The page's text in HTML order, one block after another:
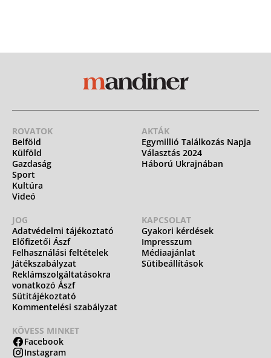
ROVATOK
Belföld
Külföld
Gazdaság
Sport
Kultúra
Videó
AKTÁK
Egymillió Találkozás Napja
Választás 2024
Háború Ukrajnában
JOG
Adatvédelmi tájékoztató
Előfizetői Ászf
Felhasználási feltételek
Játékszabályzat
Reklámszolgáltatásokra
vonatkozó Ászf
Sütitájékoztató
Kommentelési szabályzat
KAPCSOLAT
Gyakori kérdések
Impresszum
Médiaajánlat
Sütibeállítások
KÖVESS MINKET
Facebook
Instagram